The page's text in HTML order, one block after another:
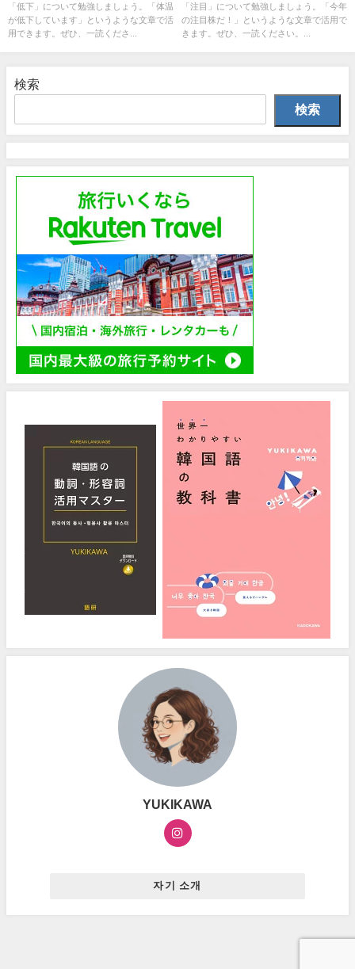
「低下」について勉強しましょう。「体温
が低下しています」というような文章で活
用できます。ぜひ、一読くださ...
「注目」について勉強しましょう。「今年
の注目株だ！」というような文章で活用で
きます。ぜひ、一読ください。...
検索
検索
YUKIKAWA
자기 소개